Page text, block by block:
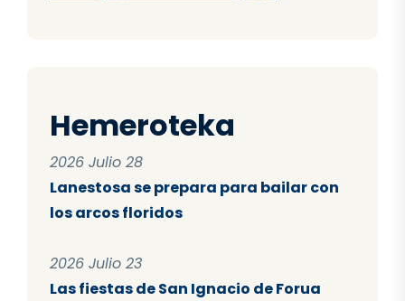
Hemeroteka
2026 Julio 28
Lanestosa se prepara para bailar con
los arcos floridos
2026 Julio 23
Las fiestas de San Ignacio de Forua